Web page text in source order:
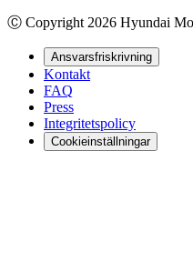
Ⓒ Copyright 2026 Hyundai
Ansvarsfriskrivning
Kontakt
FAQ
Press
Integritetspolicy
Cookieinställningar